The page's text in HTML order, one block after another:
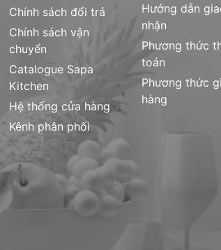
Chính sách đổi trả
Chính sách vận
chuyển
Catalogue Sapa
Kitchen
Hệ thống cửa hàng
Kênh phân phối
Hướng dẫn
nhận
Phương thức
toán
Phương thức
hàng